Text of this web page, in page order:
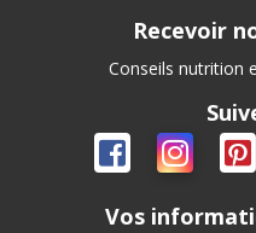
Recevoir
Conseils nutrition
Vos